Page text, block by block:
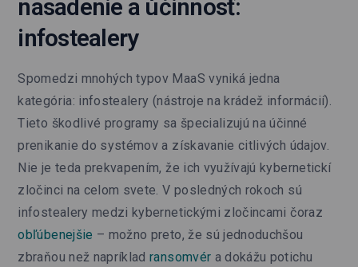
nasadenie a účinnosť:
infostealery
Spomedzi mnohých typov MaaS vyniká jedna
kategória: infostealery (nástroje na krádež informácií).
Tieto škodlivé programy sa špecializujú na účinné
prenikanie do systémov a získavanie citlivých údajov.
Nie je teda prekvapením, že ich využívajú kybernetickí
zločinci na celom svete. V posledných rokoch sú
infostealery medzi kybernetickými zločincami čoraz
obľúbenejšie – možno preto, že sú jednoduchšou
zbraňou než napríkladransomvér a dokážu potichu